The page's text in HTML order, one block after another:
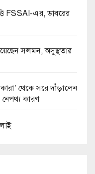
FSSAI-এর, ডাবরের
সলমন, অসুস্থতার
থেকে সরে দাঁড়ালেন
নেপথ্য কারণ